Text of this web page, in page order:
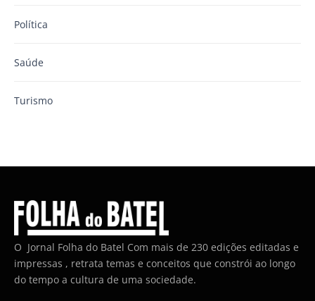
Política
Saúde
Turismo
O Jornal Folha do Batel Com mais de 230 edições editadas e
impressas , retrata temas e conceitos que constrói ao longo
do tempo a cultura de uma sociedade.